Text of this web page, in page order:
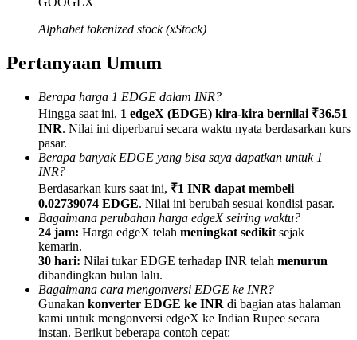
Referensi
Undang teman untuk mendapatkan imbalan tunai
BTC Welcome Rewards
Alphabet tokenized stock (xStock)
Pertanyaan Umum
Berapa harga 1 EDGE dalam INR?
Hingga saat ini, 1 edgeX (EDGE) kira-kira bernilai ₹36.51
INR. Nilai ini diperbarui secara waktu nyata berdasarkan kurs
pasar.
Berapa banyak EDGE yang bisa saya dapatkan untuk 1
INR?
Berdasarkan kurs saat ini, ₹1 INR dapat membeli
0.02739074 EDGE. Nilai ini berubah sesuai kondisi pasar.
Bagaimana perubahan harga edgeX seiring waktu?
24 jam: Harga edgeX telah meningkat sedikit sejak
kemarin.
30 hari: Nilai tukar EDGE terhadap INR telah menurun
dibandingkan bulan lalu.
Bagaimana cara mengonversi EDGE ke INR?
Gunakan konverter EDGE ke INR di bagian atas halaman
kami untuk mengonversi edgeX ke Indian Rupee secara
instan. Berikut beberapa contoh cepat: